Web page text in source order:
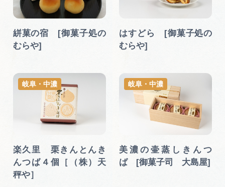
絣菓の宿 [御菓子処の
むらや]
はすどら [御菓子処の
むらや]
楽久里 栗きんとんき
んつば４個［（株）天
秤や］
岐阜・中濃
美濃の壷蒸しきんつ
ば [御菓子司 大島屋]
岐阜・中濃